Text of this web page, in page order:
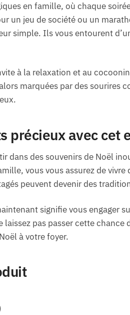
en famille, où chaque
un jeu de société ou un
simple. Ils vous entourent
à la relaxation et au
marquées par des sourires
précieux avec cet
dans des souvenirs de Noël
vous vous assurez de
peuvent devenir des
signifie vous engager
pas passer cette chance
à votre foyer.